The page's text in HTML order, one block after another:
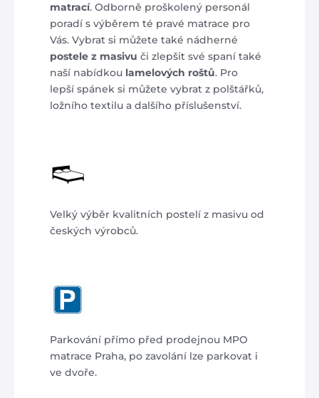
matrací. Odborně proškolený personál
poradí s výběrem té pravé matrace pro
Vás. Vybrat si můžete také nádherné
postele z masivu či zlepšit své spaní také
naší nabídkou lamelových roštů. Pro
lepší spánek si můžete vybrat z polštářků,
ložního textilu a dalšího příslušenství.
Velký výběr kvalitních postelí z masivu od
českých výrobců.
Parkování přímo před prodejnou MPO
matrace Praha, po zavolání lze parkovat i
ve dvoře.